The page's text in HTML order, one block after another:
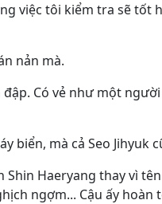
việc tôi kiểm tra sẽ tốt
nản mà.
Có vẻ như một
biển, mà cả Seo Jihyuk
Haeryang thay vì
ngợm... Cậu ấy hoàn